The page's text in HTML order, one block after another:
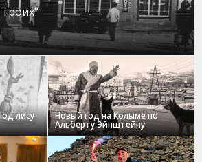
лису Новый год на Колыме по
Альберту Эйнштейну